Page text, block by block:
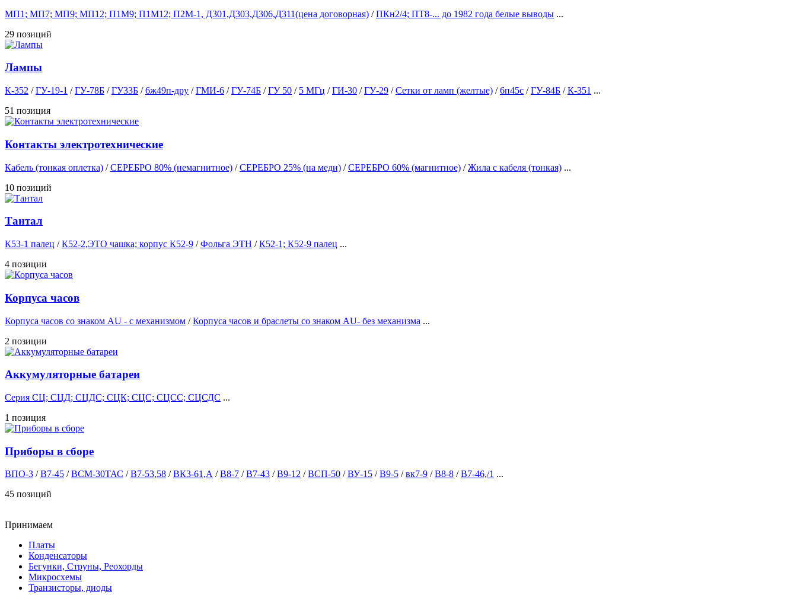
МП1; МП7; МП9; МП12; П1М9; П1М12; П2М-1, Д301,Д303,Д306,Д311(цена договорная) /ПКн2/4; ПТ8-... до 1982 года белые выводы ...
29 позиций
Лампы
К-352 /ГУ-19-1 /ГУ-78Б /ГУ33Б /6ж49п-дру /ГМИ-6 /ГУ-74Б /ГУ 50 / 5 МГц /ГИ-30 /ГУ-29 /Сетки от ламп (желтые) /6п45с /ГУ-84Б /К-351 ...
51 позиция
Контакты электротехнические
Кабель (тонкая оплетка) /СЕРЕБРО 80% (немагнитное) /СЕРЕБРО 25% (на меди) /СЕРЕБРО 60% (магнитное) /Жила с кабеля (тонкая) ...
10 позиций
Тантал
К53-1 палец /К52-2,ЭТО чашка; корпус К52-9 /Фольга ЭТН /К52-1; К52-9 палец ...
4 позиции
Корпуса часов
Корпуса часов cо знаком AU - с механизмом /Корпуса часов и браслеты со знаком AU- без механизма ...
2 позиции
Аккумуляторные батареи
Серия СЦ; СЦД; СЦДС; СЦК; СЦС; СЦСС; СЦСДС ...
1 позиция
Приборы в сборе
ВПО-3 /В7-45 /ВСМ-30ТАС /В7-53,58 /ВК3-61,А /В8-7 /В7-43 /В9-12 /ВСП-50 /ВУ-15 /В9-5 /вк7-9 /В8-8 /В7-46,/1 ...
45 позиций
Принимаем
Платы
Конденсаторы
Бегунки, Струны, Реохорды
Микросхемы
Транзисторы, диоды